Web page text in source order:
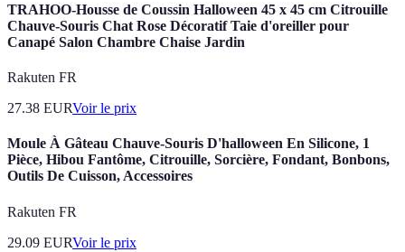
TRAHOO-Housse de Coussin Halloween 45 x 45 cm Citrouille
Chauve-Souris Chat Rose Décoratif Taie d'oreiller pour
Canapé Salon Chambre Chaise Jardin
Rakuten FR
27.38 EURVoir le prix
Moule À Gâteau Chauve-Souris D'halloween En Silicone, 1
Pièce, Hibou Fantôme, Citrouille, Sorcière, Fondant, Bonbons,
Outils De Cuisson, Accessoires
Rakuten FR
29.09 EURVoir le prix